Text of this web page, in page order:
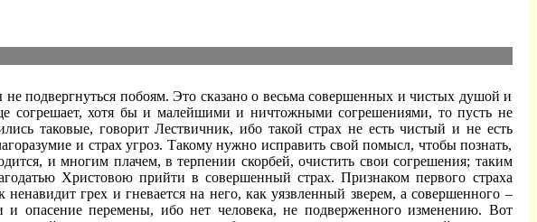
не подвергнуться побоям. Это сказано о весьма совершенных и чистых душой и
согрешает, хотя бы и малейшими и ничтожными согрешениями, то пусть не
таковые, говорит Лествичник, ибо такой страх не есть чистый и не есть
и страх угроз. Такому нужно исправить свой помысл, чтобы познать,
и многим плачем, в терпении скорбей, очистить свои согрешения; таким
Христовою прийти в совершенный страх. Признаком первого страха
ненавидит грех и гневается на него, как уязвленный зверем, а совершенного –
и опасение перемены, ибо нет человека, не подверженного изменению. Вот